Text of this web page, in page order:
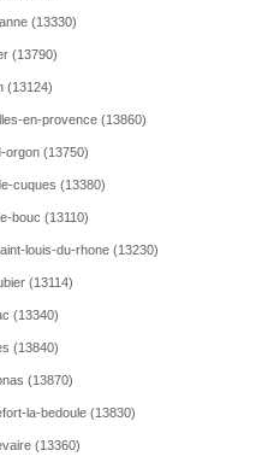
(13330)
(13790)
(13124)
en-provence (13860)
orgon (13750)
cuques (13380)
bouc (13110)
louis-du-rhone (13230)
(13114)
(13340)
(13840)
(13870)
la-bedoule (13830)
(13360)